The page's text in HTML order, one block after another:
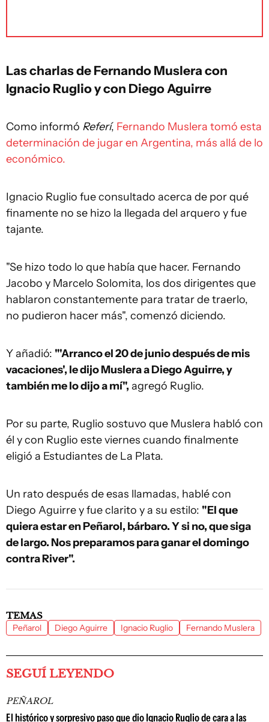
Las charlas de Fernando Muslera con
Ignacio Ruglio y con Diego Aguirre
Como informó Referí, Fernando Muslera tomó esta
determinación de jugar en Argentina, más allá de lo
económico.
Ignacio Ruglio fue consultado acerca de por qué
finamente no se hizo la llegada del arquero y fue
tajante.
"Se hizo todo lo que había que hacer. Fernando
Jacobo y Marcelo Solomita, los dos dirigentes que
hablaron constantemente para tratar de traerlo,
no pudieron hacer más", comenzó diciendo.
Y añadió: "'Arranco el 20 de junio después de mis
vacaciones', le dijo Muslera a Diego Aguirre, y
también me lo dijo a mí", agregó Ruglio.
Por su parte, Ruglio sostuvo que Muslera habló con
él y con Ruglio este viernes cuando finalmente
eligió a Estudiantes de La Plata.
Un rato después de esas llamadas, hablé con
Diego Aguirre y fue clarito y a su estilo: "El que
quiera estar en Peñarol, bárbaro. Y si no, que siga
de largo. Nos preparamos para ganar el domingo
contra River".
TEMAS
Peñarol Diego Aguirre Ignacio Ruglio Fernando Muslera
SEGUÍ LEYENDO
PEÑAROL
El histórico y sorpresivo paso que dio Ignacio Ruglio de cara a las